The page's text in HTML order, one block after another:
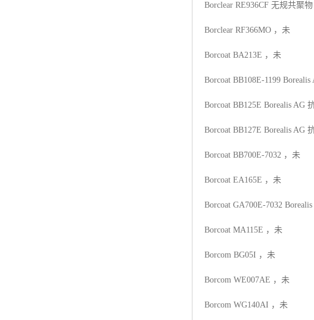
Borclear RE936CF 无规共聚物
Borclear RF366MO ，未
Borcoat BA213E ，未
Borcoat BB108E-1199 Borealis
Borcoat BB125E Borealis AG
Borcoat BB127E Borealis AG
Borcoat BB700E-7032 ，未
Borcoat EA165E ，未
Borcoat GA700E-7032
Borcoat MA115E ，未
Borcom BG05I ，未
Borcom WE007AE ，未
Borcom WG140AI ，未